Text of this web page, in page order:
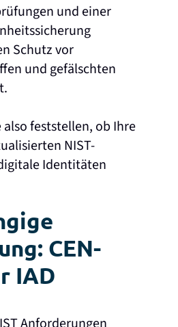
und einer
Schutz vor
und gefälschten
also feststellen, ob Ihre
NIST-
Identitäten
CEN-
IAD